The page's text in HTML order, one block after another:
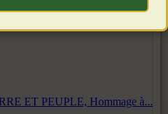
ET PEUPLE, Hommage à...